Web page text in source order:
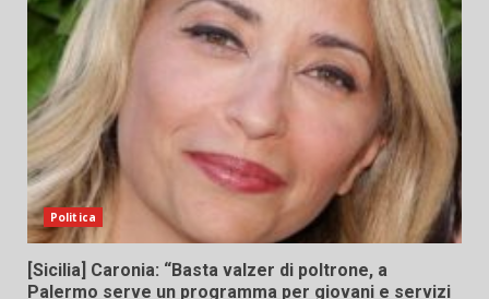
Politica
[Sicilia] Caronia: “Basta valzer di poltrone, a
Palermo serve un programma per giovani e servizi